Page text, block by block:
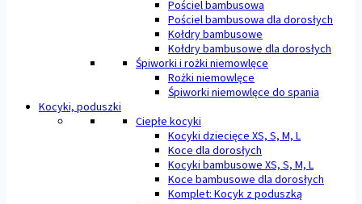
Pościel bambusowa
Pościel bambusowa dla dorosłych
Kołdry bambusowe
Kołdry bambusowe dla dorosłych
Śpiworki i rożki niemowlęce
Rożki niemowlęce
Śpiworki niemowlęce do spania
Kocyki, poduszki
Ciepłe kocyki
Kocyki dziecięce XS, S, M, L
Koce dla dorosłych
Kocyki bambusowe XS, S, M, L
Koce bambusowe dla dorosłych
Komplet: Kocyk z poduszką